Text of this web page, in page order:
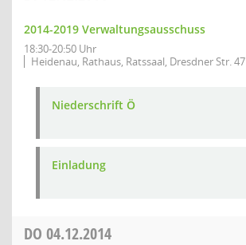
2014-2019 Verwaltungsausschuss
18:30-20:50 Uhr
Heidenau, Rathaus, Ratssaal, Dresdner Str. 47
Niederschrift Ö
Einladung
DO 04.12.2014